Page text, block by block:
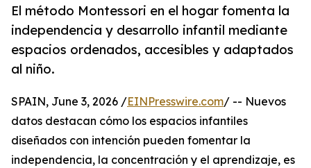
El método Montessori en el hogar fomenta la
independencia y desarrollo infantil mediante
espacios ordenados, accesibles y adaptados
al niño.
SPAIN, June 3, 2026 /EINPresswire.com/ -- Nuevos
datos destacan cómo los espacios infantiles
diseñados con intención pueden fomentar la
independencia, la concentración y el aprendizaje, es